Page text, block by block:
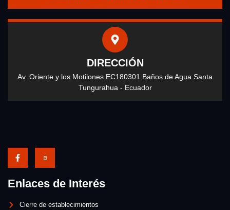
DIRECCIÓN
Av. Oriente y los Motilones EC180301 Baños de Agua Santa
Tungurahua - Ecuador
Enlaces de Interés
Cierre de establecimientos